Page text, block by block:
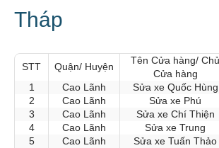
Tháp
STT Quận/ Huyện
Tên Cửa hàng/ Chủ
Cửa hàng
1
Cao Lãnh Sửa xe Quốc Hùng
2
Cao Lãnh Sửa xe Phú
3
Cao Lãnh Sửa xe Chí Thiện
4
Cao Lãnh Sửa xe Trung
5
Cao Lãnh Sửa xe Tuấn Thảo